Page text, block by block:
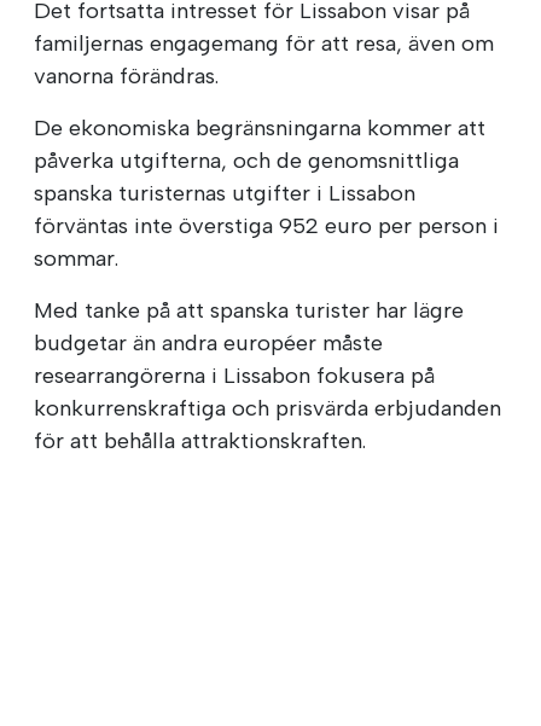
Det fortsatta intresset för Lissabon visar på
familjernas engagemang för att resa, även om
vanorna förändras.
De ekonomiska begränsningarna kommer att
påverka utgifterna, och de genomsnittliga
spanska turisternas utgifter i Lissabon
förväntas inte överstiga 952 euro per person i
sommar.
Med tanke på att spanska turister har lägre
budgetar än andra européer måste
researrangörerna i Lissabon fokusera på
konkurrenskraftiga och prisvärda erbjudanden
för att behålla attraktionskraften.